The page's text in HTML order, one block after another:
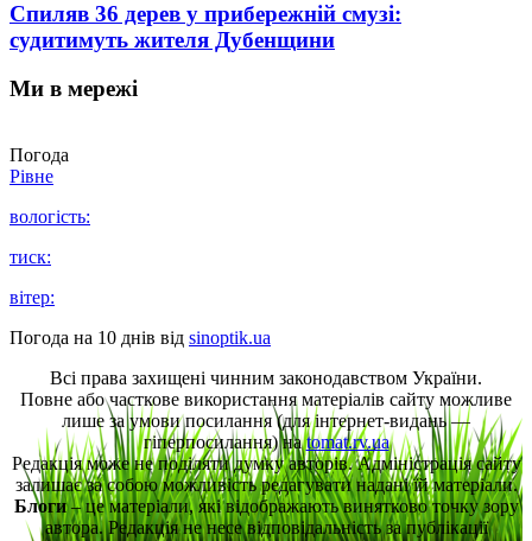
Спиляв 36 дерев у прибережній смузі:
судитимуть жителя Дубенщини
Ми в мережі
Погода
Рівне
вологість:
тиск:
вітер:
Погода на 10 днів від sinoptik.ua
Всі права захищені чинним законодавством України.
Повне або часткове використання матеріалів сайту можливе
лише за умови посилання (для інтернет-видань —
гіперпосилання) наtomat.rv.ua
Редакція може не поділяти думку авторів. Адміністрація сайту
залишає за собою можливість редагувати надані їй матеріали.
Блоги– це матеріали, які відображають винятково точку зору
автора. Редакція не несе відповідальність за публікації